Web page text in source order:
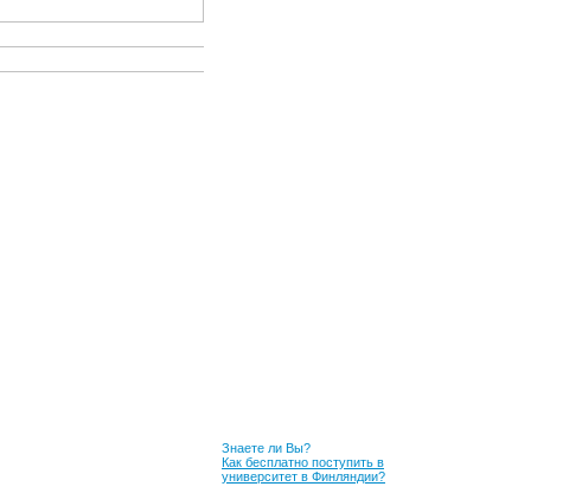
Знаете ли Вы?
Как бесплатно поступить в
университет в Финляндии?